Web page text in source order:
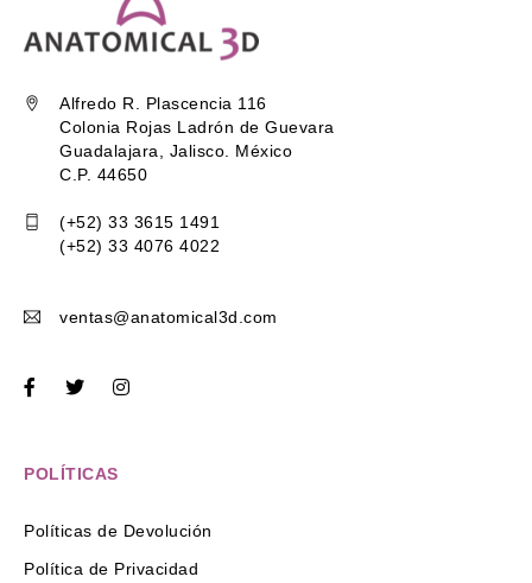
Alfredo R. Plascencia 116
Colonia Rojas Ladrón de Guevara
Guadalajara, Jalisco. México
C.P. 44650
(+52) 33 3615 1491
(+52) 33 4076 4022
ventas@anatomical3d.com
POLÍTICAS
Políticas de Devolución
Política de Privacidad